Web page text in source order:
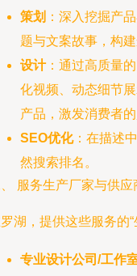
策划 ：深入挖掘产
题与文案故事，构
设计：通过高质量
化视频、动态细节
产品，激发消费者的
SEO优化：在描述
然搜索排名。
服务生产厂家与供应
湖，提供这些服务的
专业设计公司/工作